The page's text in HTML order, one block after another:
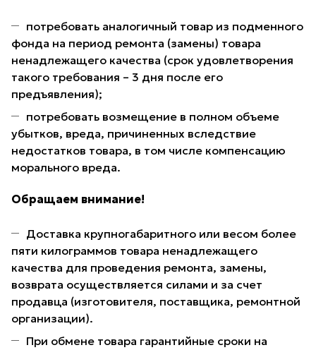
потребовать аналогичный товар из подменного
фонда на период ремонта (замены) товара
ненадлежащего качества (срок удовлетворения
такого требования – 3 дня после его
предъявления);
потребовать возмещение в полном объеме
убытков, вреда, причиненных вследствие
недостатков товара, в том числе компенсацию
морального вреда.
Обращаем внимание!
Доставка крупногабаритного или весом более
пяти килограммов товара ненадлежащего
качества для проведения ремонта, замены,
возврата осуществляется силами и за счет
продавца (изготовителя, поставщика, ремонтной
организации).
При обмене товара гарантийные сроки на